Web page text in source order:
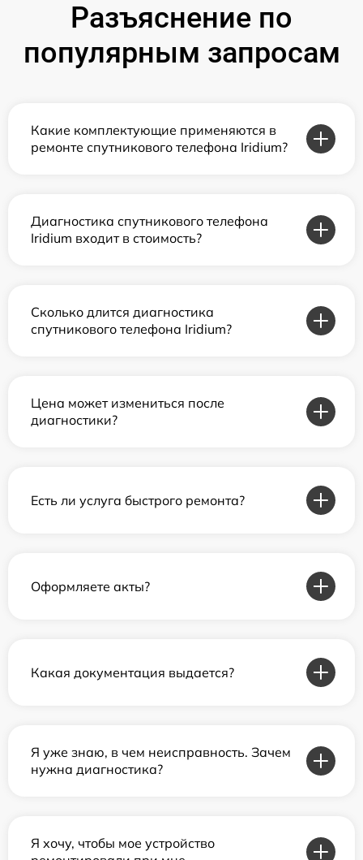
Разъяснение по
популярным запросам
Какие комплектующие применяются в
ремонте спутникового телефона Iridium?
Диагностика спутникового телефона
Iridium входит в стоимость?
Сколько длится диагностика
спутникового телефона Iridium?
Цена может измениться после
диагностики?
Есть ли услуга быстрого ремонта?
Оформляете акты?
Какая документация выдается?
Я уже знаю, в чем неисправность. Зачем
нужна диагностика?
Я хочу, чтобы мое устройство